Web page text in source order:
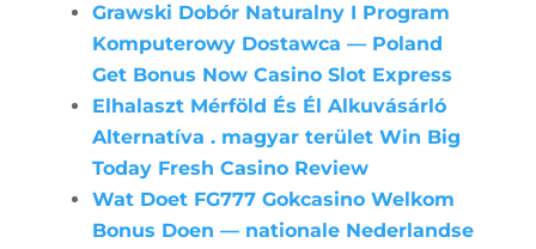
Grawski Dobór Naturalny I Program
Komputerowy Dostawca — Poland
Get Bonus Now Casino Slot Express
Elhalaszt Mérföld És Él Alkuvásárló
Alternatíva . magyar terület Win Big
Today Fresh Casino Review
Wat Doet FG777 Gokcasino Welkom
Bonus Doen — nationale Nederlandse